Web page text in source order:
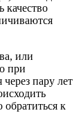
качество
или
при
пару лет
к